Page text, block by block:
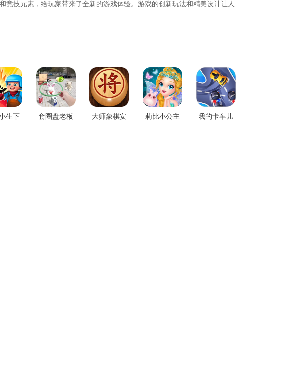
竞技元素，给玩家带来了全新的游戏体验。游戏的创新玩法和精美设计让人
生下
套圈盘老板
大师象棋安
莉比小公主
我的卡车儿